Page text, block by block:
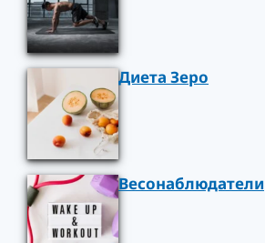
Диета Зеро
Весонаблюдатели